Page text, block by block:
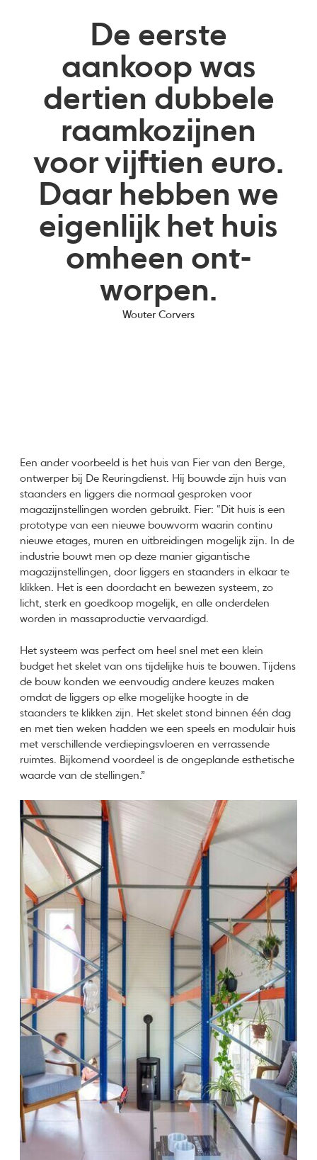
De eerste
aankoop was
dertien dubbele
raamkozijnen
voor vijftien euro.
Daar hebben we
eigenlijk het huis
omheen ont-
worpen.
Wouter Corvers
Een ander voorbeeld is het huis van Fier van den Berge,
ontwerper bij De Reuringdienst. Hij bouwde zijn huis van
staanders en liggers die normaal gesproken voor
magazijnstellingen worden gebruikt. Fier: “Dit huis is een
prototype van een nieuwe bouwvorm waarin continu
nieuwe etages, muren en uitbreidingen mogelijk zijn. In de
industrie bouwt men op deze manier gigantische
magazijnstellingen, door liggers en staanders in elkaar te
klikken. Het is een doordacht en bewezen systeem, zo
licht, sterk en goedkoop mogelijk, en alle onderdelen
worden in massaproductie vervaardigd.
Het systeem was perfect om heel snel met een klein
budget het skelet van ons tijdelijke huis te bouwen. Tijdens
de bouw konden we eenvoudig andere keuzes maken
omdat de liggers op elke mogelijke hoogte in de
staanders te klikken zijn. Het skelet stond binnen één dag
en met tien weken hadden we een speels en modulair huis
met verschillende verdiepingsvloeren en verrassende
ruimtes. Bijkomend voordeel is de ongeplande esthetische
waarde van de stellingen.”